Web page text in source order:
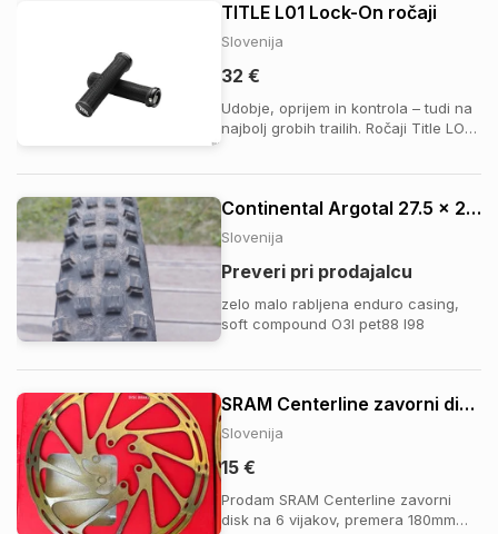
TITLE L01 Lock-On ročaji
Slovenija
32 €
Udobje, oprijem in kontrola – tudi na
najbolj grobih trailih. Ročaji Title LO1
enojno objemko in premišljeno
zasnovo z dodatno debelino pod dl...
Continental Argotal 27.5 x 2.40
Slovenija
Preveri pri prodajalcu
zelo malo rabljena enduro casing,
soft compound O3I pet88 I98
SRAM Centerline zavorni disk 180mm
Slovenija
15 €
Prodam SRAM Centerline zavorni
disk na 6 vijakov, premera 180mm